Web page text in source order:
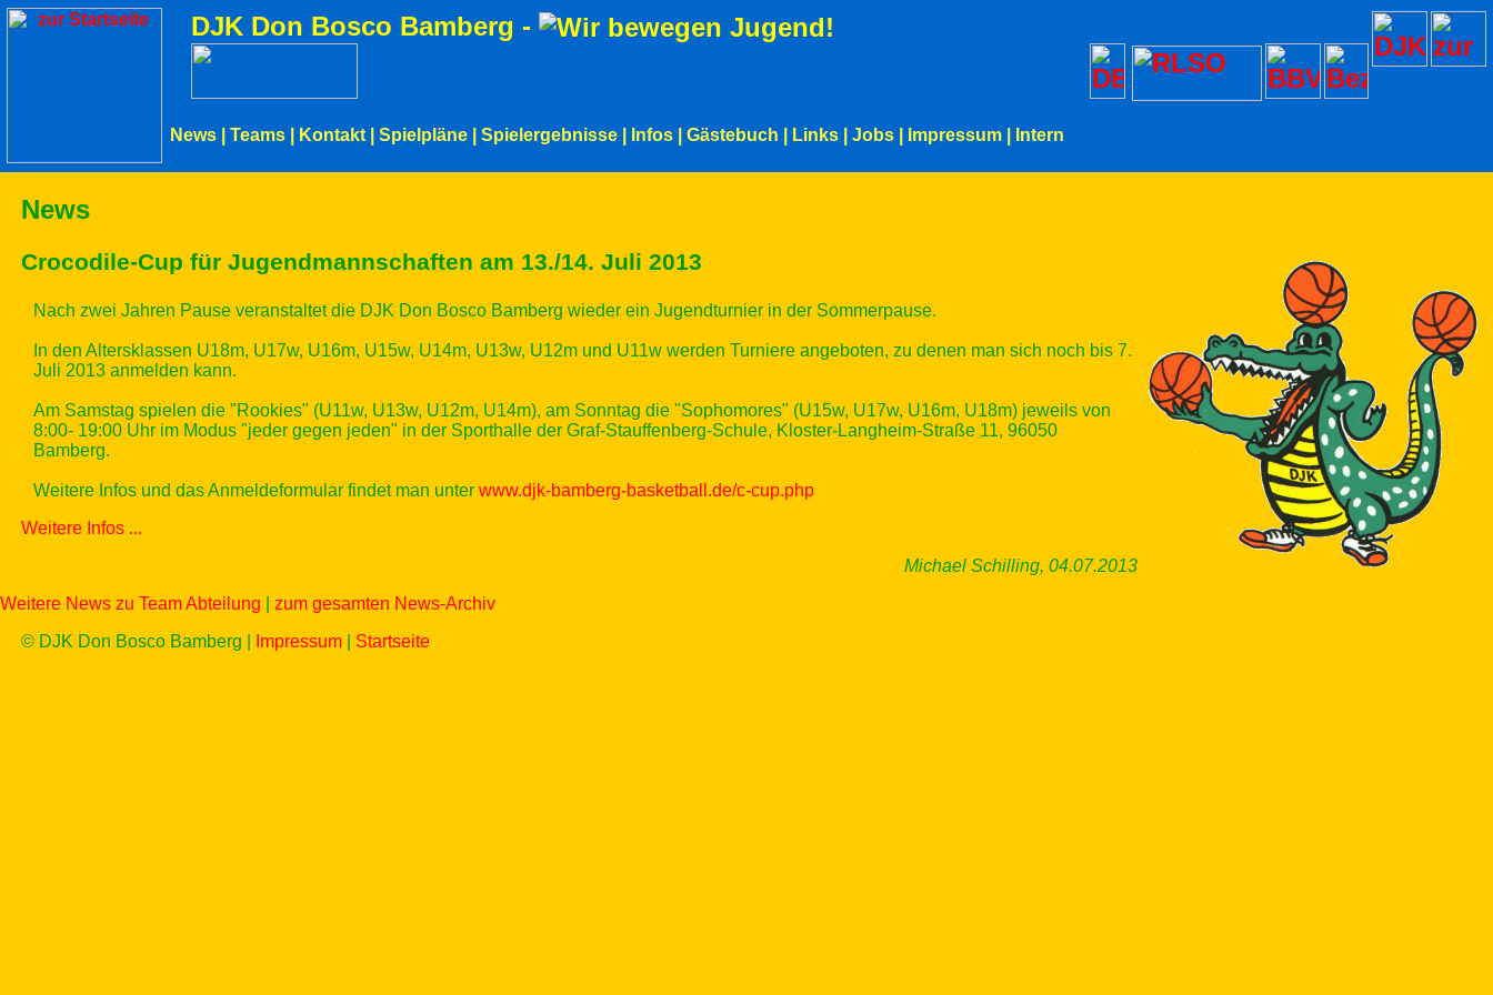
DJK Don Bosco Bamberg -
News Teams Kontakt Spielpläne Spielergebnisse Infos Gästebuch Links Jobs Impressum Intern
News
Crocodile-Cup für Jugendmannschaften am 13./14. Juli 2013
Nach zwei Jahren Pause veranstaltet die DJK Don Bosco Bamberg wieder ein Jugendturnier in der Sommerpause.
In den Altersklassen U18m, U17w, U16m, U15w, U14m, U13w, U12m und U11w werden Turniere angeboten, zu denen man sich noch bis 7.
Juli 2013 anmelden kann.
Am Samstag spielen die "Rookies" (U11w, U13w, U12m, U14m), am Sonntag die "Sophomores" (U15w, U17w, U16m, U18m) jeweils von
8:00- 19:00 Uhr im Modus "jeder gegen jeden" in der Sporthalle der Graf-Stauffenberg-Schule, Kloster-Langheim-Straße 11, 96050
Bamberg.
Weitere Infos und das Anmeldeformular findet man unter www.djk-bamberg-basketball.de/c-cup.php
Weitere Infos ...
Michael Schilling, 04.07.2013
Weitere News zu Team Abteilung
zum gesamten News-Archiv
© DJK Don Bosco Bamberg |
Impressum| Startseite